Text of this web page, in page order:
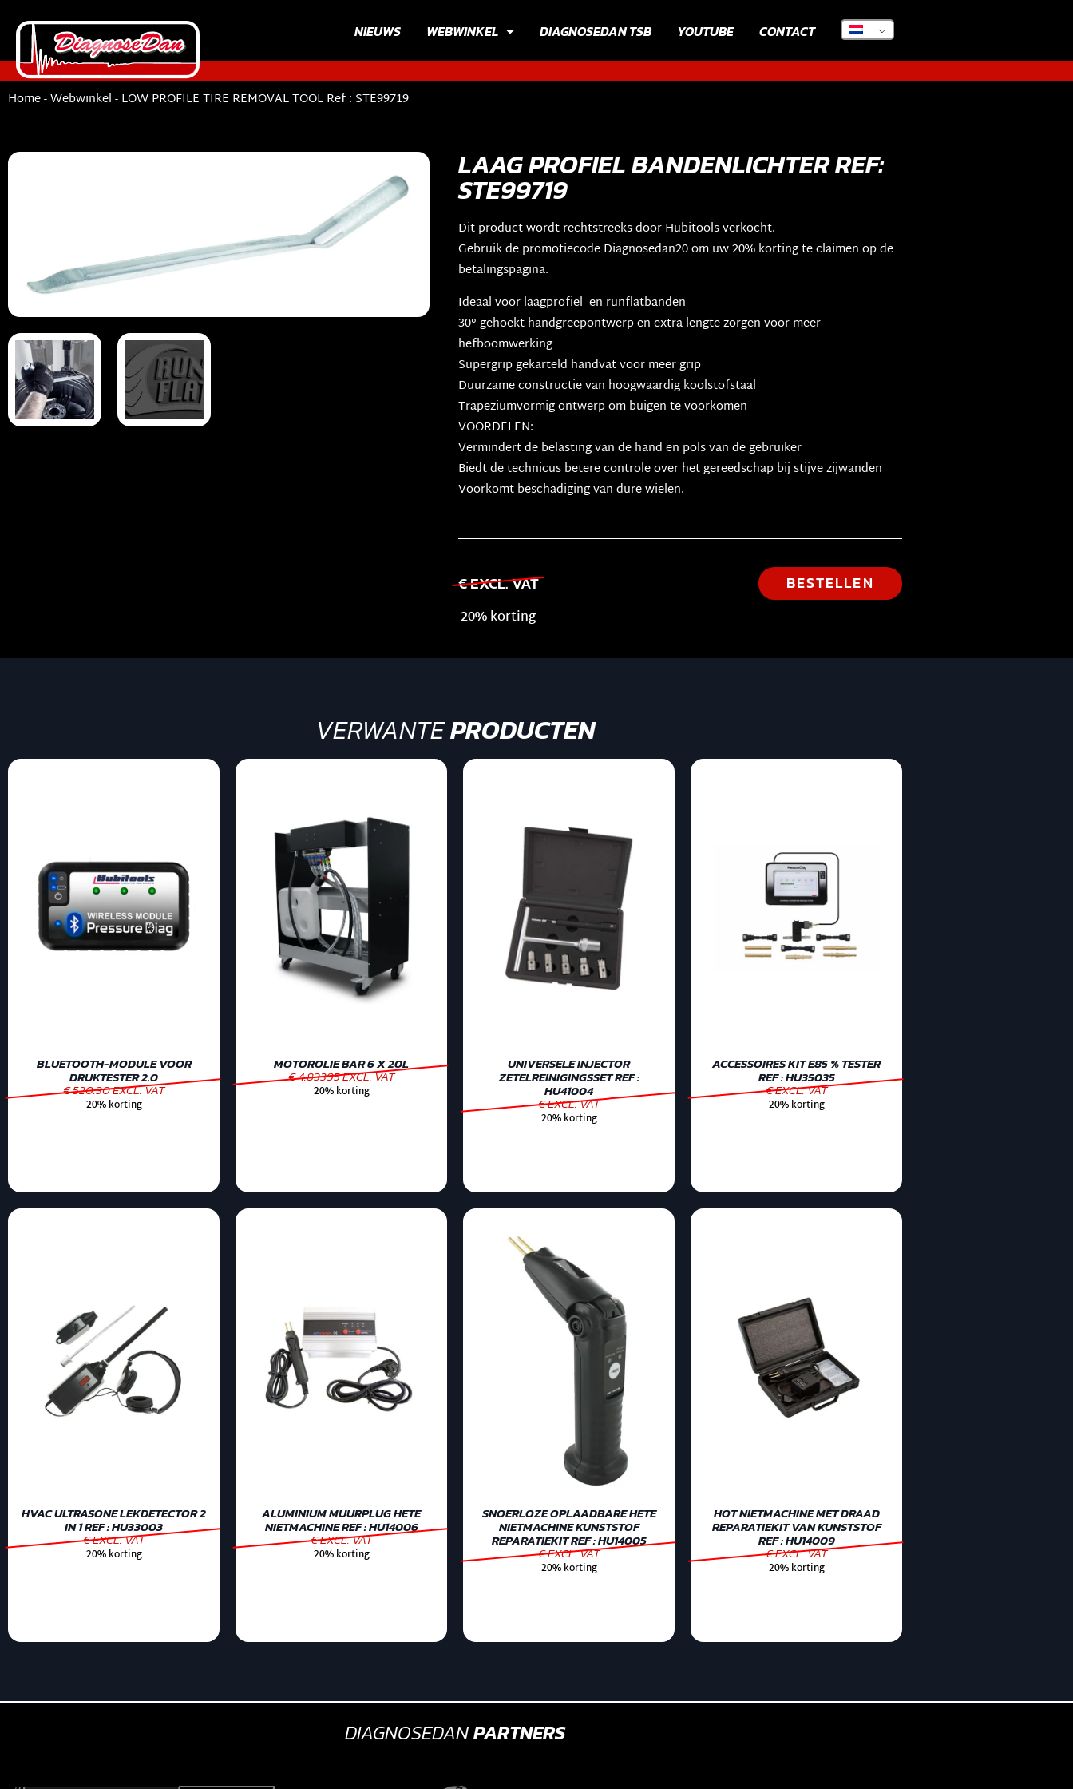
NIEUWS WEBWINKEL DIAGNOSEDAN TSB YOUTUBE CONTACT
Home-Webwinkel-LOW PROFILE TIRE REMOVAL TOOL Ref : STE99719
LAAG PROFIEL BANDENLICHTER REF:
STE99719
Dit product wordt rechtstreeks door Hubitools verkocht.
Gebruik de promotiecode Diagnosedan20 om uw 20% korting te claimen op de
betalingspagina.
Ideaal voor laagprofiel- en runflatbanden
30° gehoekt handgreepontwerp en extra lengte zorgen voor meer
hefboomwerking
Supergrip gekarteld handvat voor meer grip
Duurzame constructie van hoogwaardig koolstofstaal
Trapeziumvormig ontwerp om buigen te voorkomen
VOORDELEN:
Vermindert de belasting van de hand en pols van de gebruiker
Biedt de technicus betere controle over het gereedschap bij stijve zijwanden
Voorkomt beschadiging van dure wielen.
€ EXCL. VAT BESTELLEN
20% korting
VERWANTEPRODUCTEN
BLUETOOTH-MODULE VOOR
DRUKTESTER 2.0
€ 520.30 EXCL. VAT
20% korting
MOTOROLIE BAR 6 X 20L
€ 4.83395 EXCL. VAT
20% korting
UNIVERSELE INJECTOR
ZETELREINIGINGSSET REF :
HU41004
€ EXCL. VAT
20% korting
ACCESSOIRES KIT E85 % TESTER
REF : HU35035
€ EXCL. VAT
20% korting
HVAC ULTRASONE LEKDETECTOR 2
IN 1 REF : HU33003
€ EXCL. VAT
20% korting
ALUMINIUM MUURPLUG HETE
NIETMACHINE REF : HU14006
€ EXCL. VAT
20% korting
SNOERLOZE OPLAADBARE HETE
NIETMACHINE KUNSTSTOF
REPARATIEKIT REF : HU14005
€ EXCL. VAT
20% korting
HOT NIETMACHINE MET DRAAD
REPARATIEKIT VAN KUNSTSTOF
REF : HU14009
€ EXCL. VAT
20% korting
DIAGNOSEDANPARTNERS